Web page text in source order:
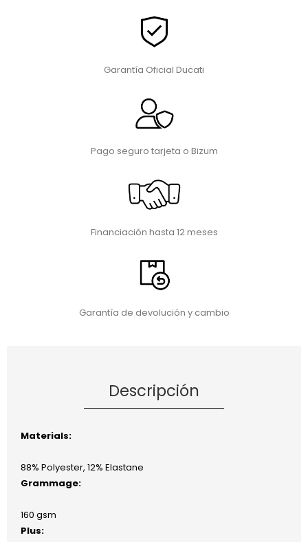
Garantía Oficial Ducati
Pago seguro tarjeta o Bizum
Financiación hasta 12 meses
Garantía de devolución y cambio
Descripción
Materials:
88% Polyester, 12% Elastane
Grammage:
160 gsm
Plus: